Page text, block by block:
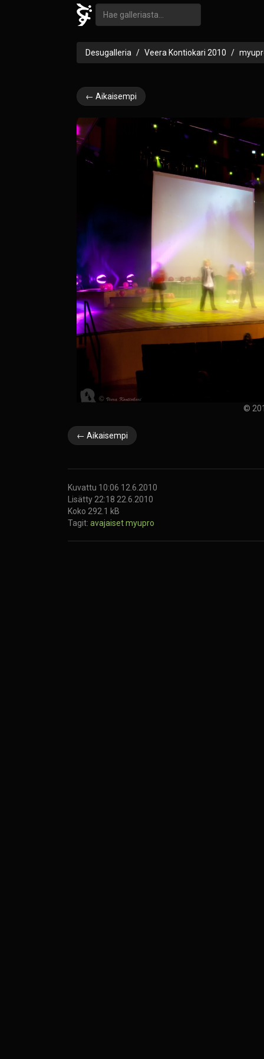
Desugalleria Veera Kontiokari 2010
← Aikaisempi
©
← Aikaisempi
Kuvattu 10:06 12.6.2010
Lisätty 22:18 22.6.2010
Koko 292.1 kB
Tagit: avajaisetmyupro